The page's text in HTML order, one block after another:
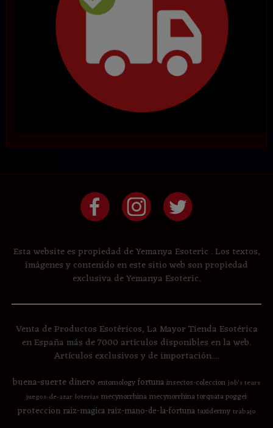
Esta website es propiedad de Yemanya Esoteric . Los textos,
imágenes y contenido en este sitio web son propiedad
exclusiva de Yemanya Esoteric.
Venta de Productos Esotéricos, La Mayor Tienda Esotérica
en España más de 7000 artículos disponibles en la web.
Artículos exclusivos y de importación....
buena-suertedinero entomologyfortunainsectos-coleccion job's tears
juegos-de-azar loterias mecynorrhinamecynorrhina torquata poggei
proteccion raiz-magica raiz-mano-de-la-fortunataxidermy trabajo